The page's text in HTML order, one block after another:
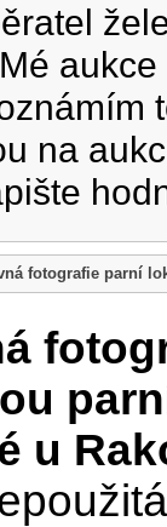
na
fotografie parní
u